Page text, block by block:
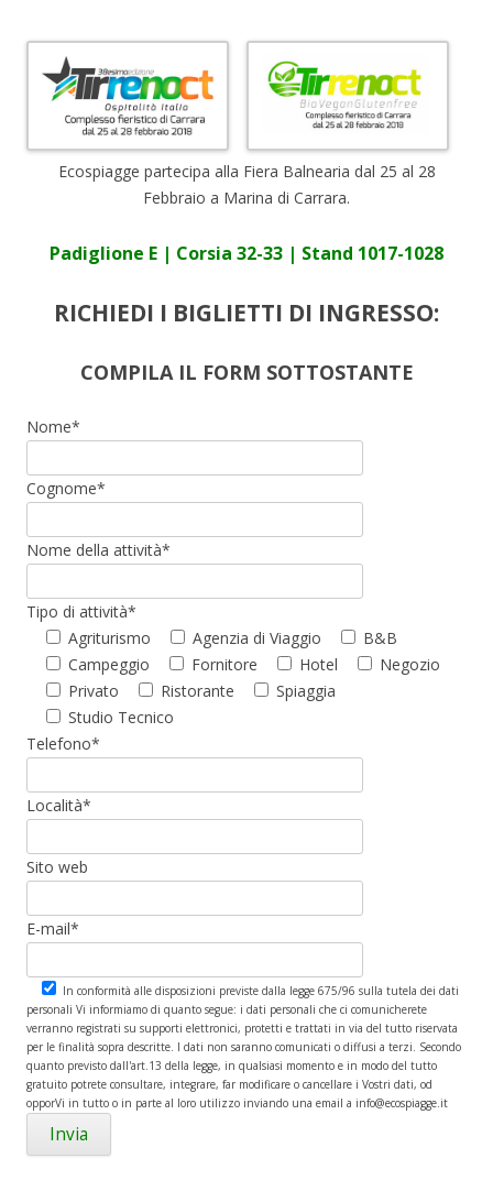
Ecospiagge partecipa alla Fiera Balnearia dal 25 al 28
Febbraio a Marina di Carrara.
Padiglione E | Corsia 32-33 | Stand 1017-1028
RICHIEDI I BIGLIETTI DI INGRESSO:
COMPILA IL FORM SOTTOSTANTE
Nome*
Cognome*
Nome della attività*
Tipo di attività*
Agriturismo
Agenzia di Viaggio
B&B
Campeggio
Fornitore Hotel
Negozio
Privato
Ristorante
Spiaggia
Studio Tecnico
Telefono*
Località*
Sito web
E-mail*
In conformità alle disposizioni previste dalla legge 675/96 sulla tutela dei dati
personali Vi informiamo di quanto segue: i dati personali che ci comunicherete
verranno registrati su supporti elettronici, protetti e trattati in via del tutto riservata
per le finalità sopra descritte. I dati non saranno comunicati o diffusi a terzi. Secondo
quanto previsto dall'art.13 della legge, in qualsiasi momento e in modo del tutto
gratuito potrete consultare, integrare, far modificare o cancellare i Vostri dati, od
opporVi in tutto o in parte al loro utilizzo inviando una email a info@ecospiagge.it